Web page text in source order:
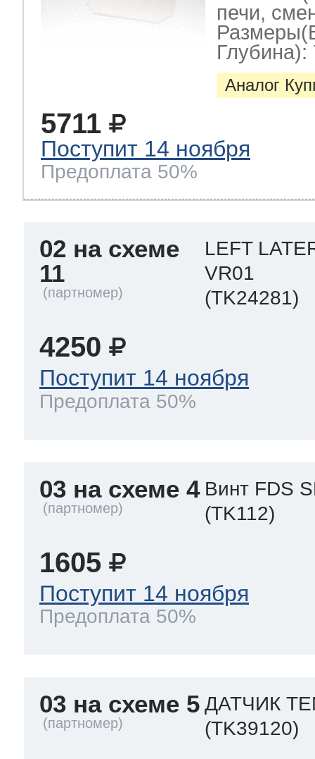
печи,
Глубина):
Аналог
5711
Поступит 14 ноября
Предоплата 50%
02 на схеме
11
LEFT
VR01
(TK24281)
4250
Поступит 14 ноября
Предоплата 50%
03 на схеме 4 Винт FDS
(TK112)
1605
Поступит 14 ноября
Предоплата 50%
03 на схеме 5 ДАТЧИК
(TK39120)